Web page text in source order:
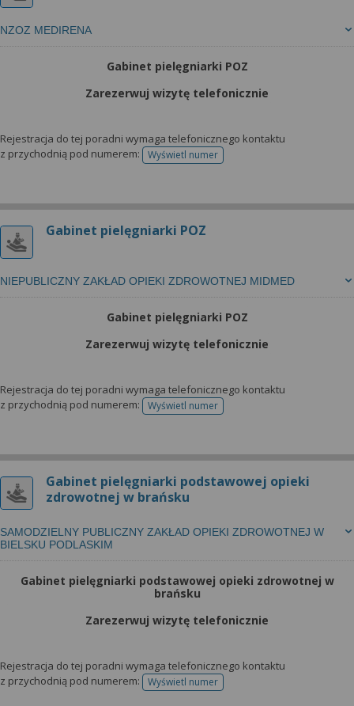
NZOZ MEDIRENA
Gabinet pielęgniarki POZ
Zarezerwuj wizytę telefonicznie
Rejestracja do tej poradni wymaga telefonicznego kontaktu
z przychodnią pod numerem:
Wyświetl numertelefonu do rejestracji
Gabinet pielęgniarki POZ
NIEPUBLICZNY ZAKŁAD OPIEKI ZDROWOTNEJ MIDMED
Gabinet pielęgniarki POZ
Zarezerwuj wizytę telefonicznie
Rejestracja do tej poradni wymaga telefonicznego kontaktu
z przychodnią pod numerem:
Wyświetl numertelefonu do rejestracji
Gabinet pielęgniarki podstawowej opieki
zdrowotnej w brańsku
SAMODZIELNY PUBLICZNY ZAKŁAD OPIEKI ZDROWOTNEJ W
BIELSKU PODLASKIM
Gabinet pielęgniarki podstawowej opieki zdrowotnej w
brańsku
Zarezerwuj wizytę telefonicznie
Rejestracja do tej poradni wymaga telefonicznego kontaktu
z przychodnią pod numerem:
Wyświetl numertelefonu do rejestracji